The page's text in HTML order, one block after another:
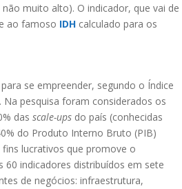
muito alto). O indicador, que vai de
ao famoso IDH calculado para os
se empreender, segundo o Índice
Na pesquisa foram considerados os
das scale-ups do país (conhecidas
do Produto Interno Bruto (PIB)
lucrativos que promove o
indicadores distribuídos em sete
de negócios: infraestrutura,